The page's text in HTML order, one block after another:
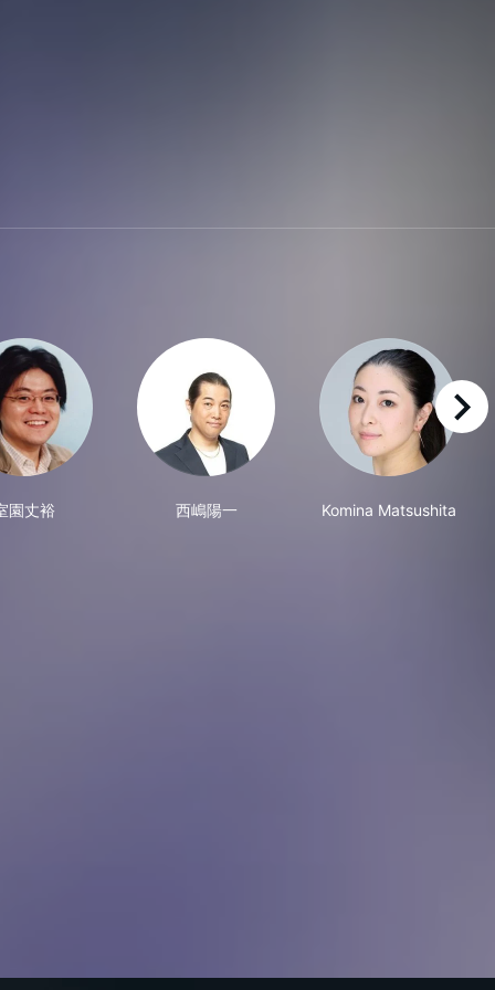
園丈裕 西嶋陽一 Komina Matsushita
right